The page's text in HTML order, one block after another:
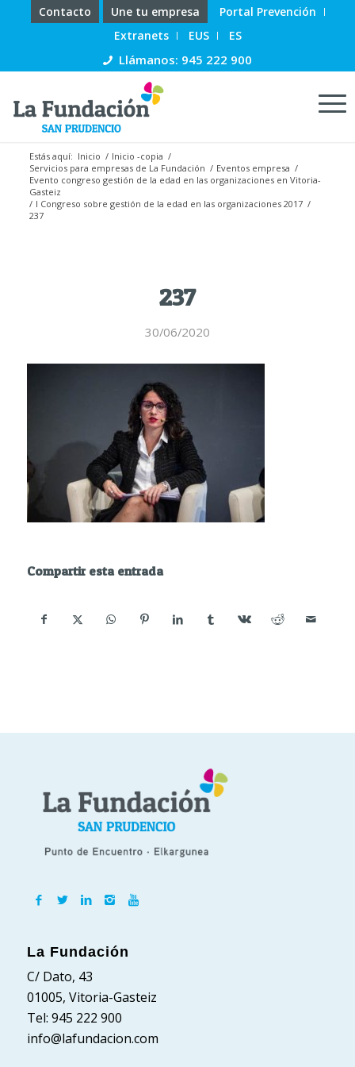
Contacto Une tu empresa
Portal Prevención
Extranets
EUS ES
Llámanos: 945 222 900
Estás aquí: Inicio / Inicio -copia /
Servicios para empresas de La Fundación / Eventos empresa /
Evento congreso gestión de la edad en las organizaciones en Vitoria-
Gasteiz
/ I Congreso sobre gestión de la edad en las organizaciones 2017 /
237
237
30/06/2020
Compartir esta entrada
La Fundación
C/ Dato, 43
01005, Vitoria-Gasteiz
Tel: 945 222 900
info@lafundacion.com